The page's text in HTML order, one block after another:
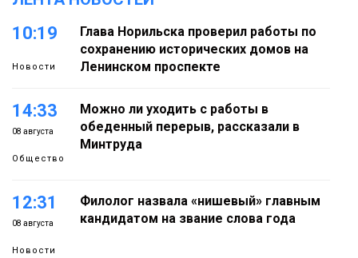
10:19
Новости
Глава Норильска проверил работы по
сохранению исторических домов на
Ленинском проспекте
14:33
08 августа
Общество
Можно ли уходить с работы в
обеденный перерыв, рассказали в
Минтруда
12:31
08 августа
Новости
Филолог назвала «нишевый» главным
кандидатом на звание слова года